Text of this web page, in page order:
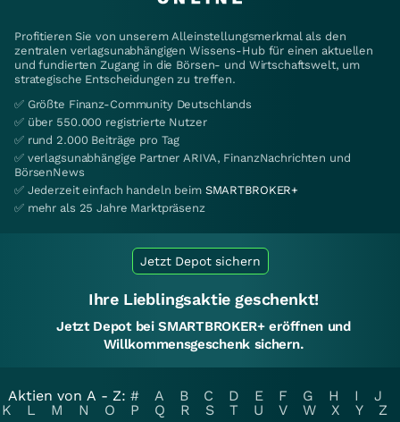
Profitieren Sie von unserem Alleinstellungsmerkmal als den
zentralen verlagsunabhängigen Wissens-Hub für einen aktuellen
und fundierten Zugang in die Börsen- und Wirtschaftswelt, um
strategische Entscheidungen zu treffen.
✅ Größte Finanz-Community Deutschlands
✅ über 550.000 registrierte Nutzer
✅ rund 2.000 Beiträge pro Tag
✅ verlagsunabhängige Partner ARIVA, FinanzNachrichten und
BörsenNews
✅ Jederzeit einfach handeln beim SMARTBROKER+
✅ mehr als 25 Jahre Marktpräsenz
Jetzt Depot sichern
Ihre Lieblingsaktie geschenkt!
Jetzt Depot bei SMARTBROKER+ eröffnen und
Willkommensgeschenk sichern.
Aktien von A - Z: # A B C D E F G H I
J
K
L M N O P Q R S T U V W X Y
Z